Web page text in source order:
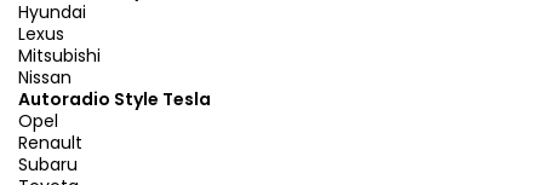
Hyundai
Lexus
Mitsubishi
Nissan
Autoradio Style Tesla
Opel
Renault
Subaru